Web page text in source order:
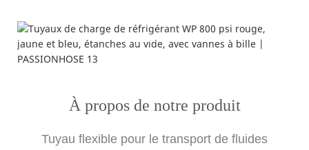
Application
---haute pression et flexible---
À propos de notre produit
Tuyau flexible pour le transport de fluides